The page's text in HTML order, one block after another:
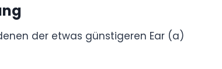
der etwas günstigeren Ear (a)